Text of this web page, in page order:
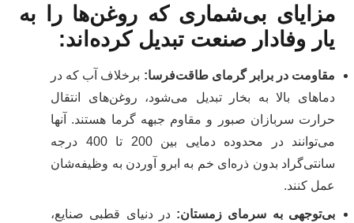
مزایای بی‌شماری که روغن‌ها را به
یار وفادار صنعت تبدیل کرده‌اند:
مقاومت در برابر گرمای طاقت‌فرسا: برخلاف آب که در
دماهای بالا به بخار تبدیل می‌شود، روغن‌های انتقال
حرارت سربازان صبور و مقاوم جبهه گرما هستند. آنها
می‌توانند در محدوده دمایی بین 200 تا 400 درجه
سانتی‌گراد بدون ذره‌ای خم به ابرو آوردن به وظیفه‌شان
عمل کنند.
بی‌توجهی به سرمای زمستان: در دنیای قطبی صنایع،